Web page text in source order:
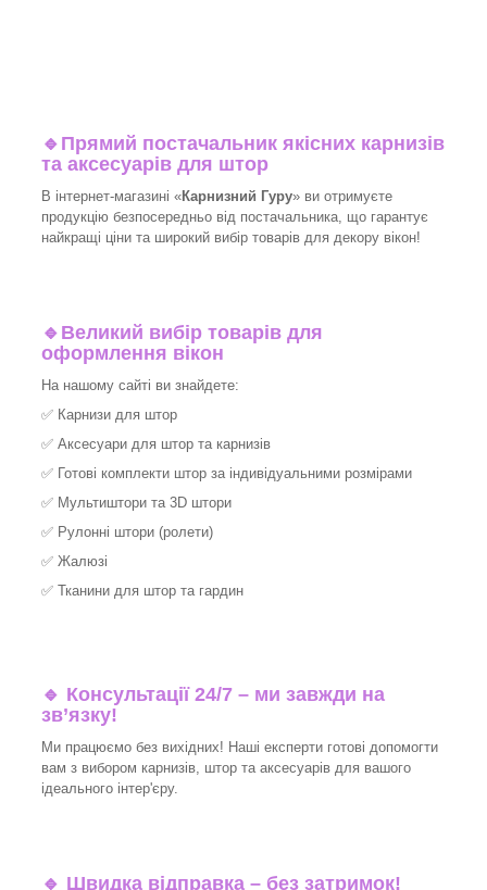
🔹 Прямий постачальник якісних карнизів
та аксесуарів для штор
В інтернет-магазині «Карнизний Гуру» ви отримуєте
продукцію безпосередньо від постачальника, що гарантує
найкращі ціни та широкий вибір товарів для декору вікон!​
🔹 Великий вибір товарів для
оформлення вікон
На нашому сайті ви знайдете:
✅ Карнизи для штор
✅ Аксесуари для штор та карнизів
✅ Готові комплекти штор за індивідуальними розмірами
✅ Мультиштори та 3D штори
✅ Рулонні штори (ролети)
✅ Жалюзі
✅ Тканини для штор та гардин
🔹 Консультації 24/7 – ми завжди на
зв’язку!
Ми працюємо без вихідних! Наші експерти готові допомогти
вам з вибором карнизів, штор та аксесуарів для вашого
ідеального інтер'єру.​
🔹 Швидка відправка – без затримок!